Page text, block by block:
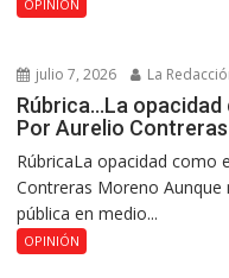
OPINIÓN
julio 7, 2026 La
Rúbrica…La
Por Aurelio
RúbricaLa opacidad como
Contreras Moreno
pública en medio...
OPINIÓN